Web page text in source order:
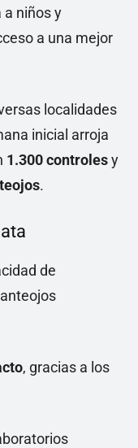
niños y
a una mejor
localidades
inicial arroja
1.300 controlesy
.
de
, gracias a los